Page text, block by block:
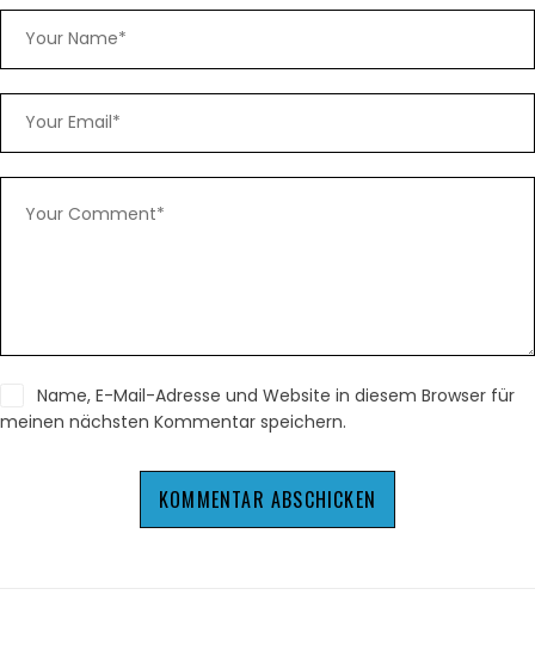
Name, E-Mail-Adresse und Website in diesem Browser für
meinen nächsten Kommentar speichern.
KOMMENTAR ABSCHICKEN